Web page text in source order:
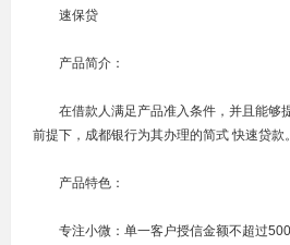
速保贷
产品简介：
在借款人满足产品准入条件，并且能够
前提下，成都银行为其办理的简式 快速贷款。
产品特色：
专注小微：单一客户授信金额不超过500